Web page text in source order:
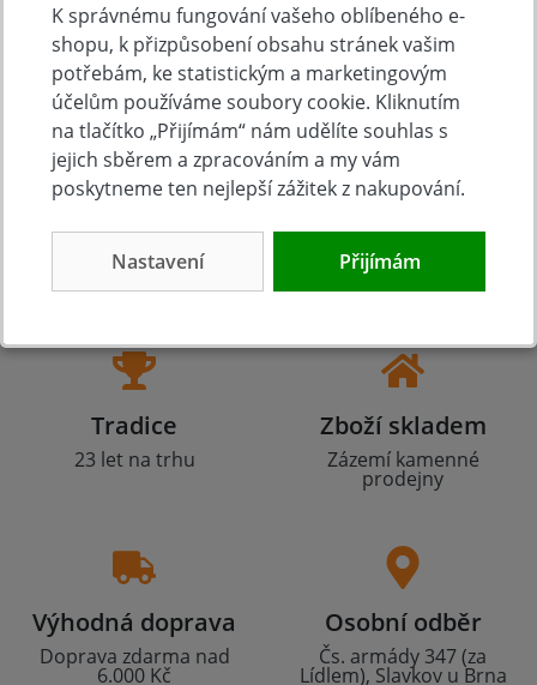
Přidejte vlastní hodnocení produktu a pomožte tak
dalším nakupujícím.
Hodnoťte.
Přidat vlastní hodnocení
Tradice
23 let na trhu
Zboží skladem
Zázemí kamenné
prodejny
Výhodná doprava
Doprava zdarma nad
6.000 Kč
Osobní odběr
Čs. armády 347 (za
Lídlem), Slavkov u Brna
K správnému fungování vašeho oblíbeného e-
shopu, k přizpůsobení obsahu stránek vašim
potřebám, ke statistickým a marketingovým
účelům používáme soubory cookie. Kliknutím
na tlačítko „Přijímám“ nám udělíte souhlas s
jejich sběrem a zpracováním a my vám
poskytneme ten nejlepší zážitek z nakupování.
Nastavení Přijímám